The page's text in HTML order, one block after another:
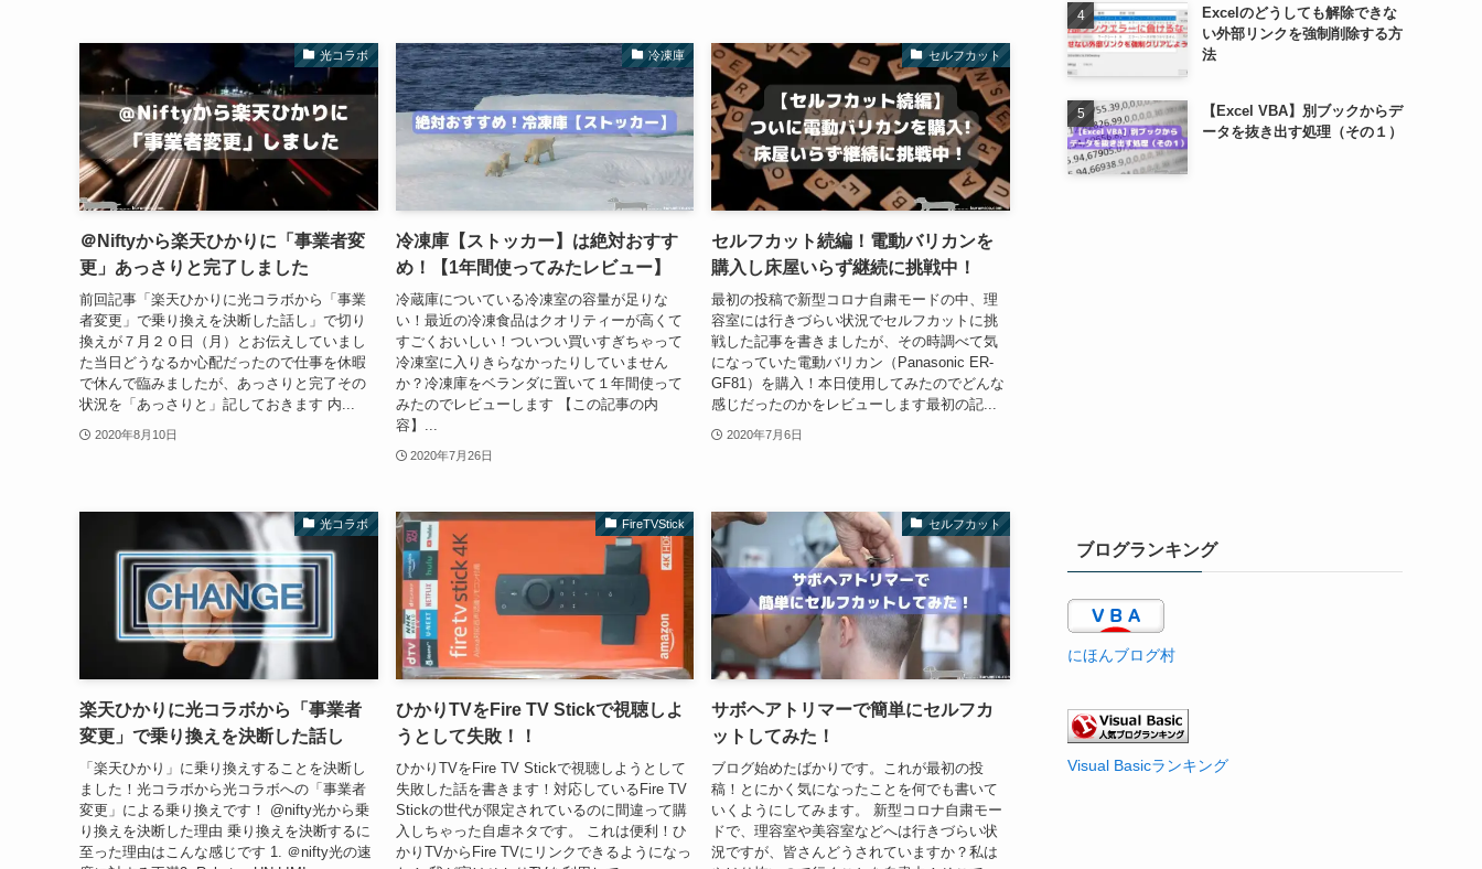
光コラボ
＠Niftyから楽天ひかりに「事業者変
更」あっさりと完了しました
前回記事「楽天ひかりに光コラボから「事業
者変更」で乗り換えを決断した話し」で切り
換えが７月２０日（月）とお伝えしていまし
た当日どうなるか心配だったので仕事を休暇
で休んで臨みましたが、あっさりと完了その
状況を「あっさりと」記しておきます 内...
2020年8月10日
冷凍庫
冷凍庫【ストッカー】は絶対おすす
め！【1年間使ってみたレビュー】
冷蔵庫についている冷凍室の容量が足りな
い！最近の冷凍食品はクオリティーが高くて
すごくおいしい！ついつい買いすぎちゃって
冷凍室に入りきらなかったりしていません
か？冷凍庫をベランダに置いて１年間使って
みたのでレビューします 【この記事の内
容】...
2020年7月26日
セルフカット
セルフカット続編！電動バリカンを
購入し床屋いらず継続に挑戦中！
最初の投稿で新型コロナ自粛モードの中、理
容室には行きづらい状況でセルフカットに挑
戦した記事を書きましたが、その時調べて気
になっていた電動バリカン（Panasonic ER-
GF81）を購入！本日使用してみたのでどんな
感じだったのかをレビューします最初の記...
2020年7月6日
光コラボ
楽天ひかりに光コラボから「事業者
変更」で乗り換えを決断した話し
「楽天ひかり」に乗り換えすることを決断し
ました！光コラボから光コラボへの「事業者
変更」による乗り換えです！ @nifty光から乗
り換えを決断した理由 乗り換えを決断するに
至った理由はこんな感じです 1. ＠nifty光の速
FireTVStick
ひかりTVをFire TV Stickで視聴しよ
うとして失敗！！
ひかりTVをFire TV Stickで視聴しようとして
失敗した話を書きます！対応しているFire TV
Stickの世代が限定されているのに間違って購
入しちゃった自虐ネタです。 これは便利！ひ
かりTVからFire TVにリンクできるようになっ
セルフカット
サボヘアトリマーで簡単にセルフカ
ットしてみた！
ブログ始めたばかりです。これが最初の投
稿！とにかく気になったことを何でも書いて
いくようにしてみます。 新型コロナ自粛モー
ドで、理容室や美容室などへは行きづらい状
況ですが、皆さんどうされていますか？私は
Excelのどうしても解除できな
い外部リンクを強制削除する方
法
【Excel VBA】別ブックからデ
ータを抜き出す処理（その１）
ブログランキング
にほんブログ村
Visual Basicランキング